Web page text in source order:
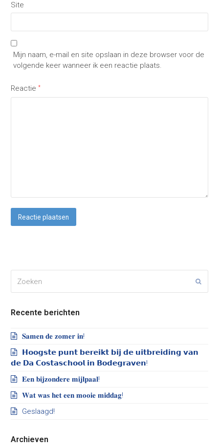
Site
Mijn naam, e-mail en site opslaan in deze browser voor de
volgende keer wanneer ik een reactie plaats.
Reactie*
Recente berichten
𝐒𝐚𝐦𝐞𝐧 𝐝𝐞 𝐳𝐨𝐦𝐞𝐫 𝐢𝐧!
𝗛𝗼𝗼𝗴𝘀𝘁𝗲 𝗽𝘂𝗻𝘁 𝗯𝗲𝗿𝗲𝗶𝗸𝘁 𝗯𝗶𝗷 𝗱𝗲 𝘂𝗶𝘁𝗯𝗿𝗲𝗶𝗱𝗶𝗻𝗴 𝘃𝗮𝗻
𝗱𝗲 𝗗𝗮 𝗖𝗼𝘀𝘁𝗮𝘀𝗰𝗵𝗼𝗼𝗹 𝗶𝗻 𝗕𝗼𝗱𝗲𝗴𝗿𝗮𝘃𝗲𝗻!
𝐄𝐞𝐧 𝐛𝐢𝐣𝐳𝐨𝐧𝐝𝐞𝐫𝐞 𝐦𝐢𝐣𝐥𝐩𝐚𝐚𝐥!
𝐖𝐚𝐭 𝐰𝐚𝐬 𝐡𝐞𝐭 𝐞𝐞𝐧 𝐦𝐨𝐨𝐢𝐞 𝐦𝐢𝐝𝐝𝐚𝐠!
Geslaagd!
Archieven